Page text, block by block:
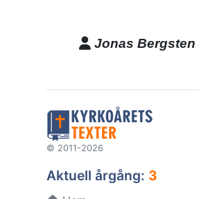
Jonas Bergsten
© 2011-2026
Aktuell årgång: 3